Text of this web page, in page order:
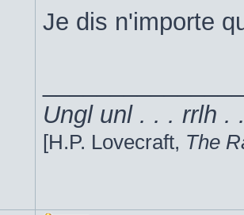
Je dis n'importe
Ungl unl . . . rrlh .
[H.P. Lovecraft, The